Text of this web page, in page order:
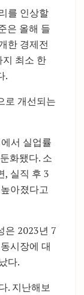
를 인상할
은 올해 들
한 경제전
지 최소 한
.
로 개선되는
서 실업률
화됐다. 소
, 실직 후 3
아졌다고
은 2023년 7
시장에 대
다.
. 지난해보